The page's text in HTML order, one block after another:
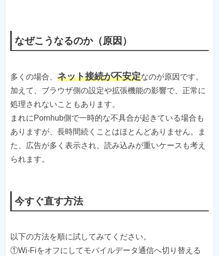
なぜこうなるのか（原因）
多くの場合、 ネット接続が不安定なのが原因です。
加えて、ブラウザ側の設定や拡張機能の影響で、正常に
処理されないこともあります。
まれにPornhub側で一時的な不具合が起きている場合も
ありますが、長時間続くことはほとんどありません。ま
た、広告が多く表示され、読み込みが重いケースも考え
られます。
今すぐ直す方法
以下の方法を順に試してみてください。
①Wi-Fiをオフにしてモバイルデータ通信へ切り替える